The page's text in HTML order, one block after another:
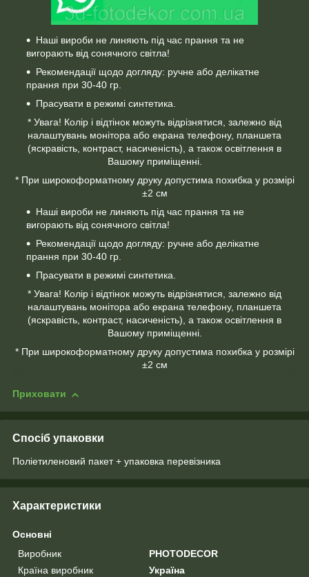
Наші вироби не линяють під час прання та не
вигорають від сонячного світла!
Рекомендації щодо догляду: ручне або делікатне
прання при 30-40 гр.
Прасувати в режимі синтетика.
* Увага! Колір і відтінок можуть відрізнятися, залежно від
налаштувань монітора або екрана телефону, планшета
(яскравість, контраст, насиченість), а також освітлення в
Вашому приміщенні.
* При широкоформатному друку допустима похибка у розмірі
±2 см
Наші вироби не линяють під час прання та не
вигорають від сонячного світла!
Рекомендації щодо догляду: ручне або делікатне
прання при 30-40 гр.
Прасувати в режимі синтетика.
* Увага! Колір і відтінок можуть відрізнятися, залежно від
налаштувань монітора або екрана телефону, планшета
(яскравість, контраст, насиченість), а також освітлення в
Вашому приміщенні.
* При широкоформатному друку допустима похибка у розмірі
±2 см
Приховати
Спосіб упаковки
Поліетиленовий пакет + упаковка перевізника
Характеристики
Основні
Виробник
PHOTODECOR
Країна виробник
Україна